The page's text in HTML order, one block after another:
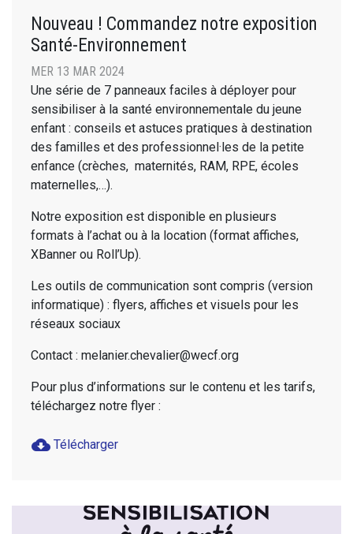
Nouveau ! Commandez notre exposition
Santé-Environnement
MER 13 MAR 2024
Une série de 7 panneaux faciles à déployer pour
sensibiliser à la santé environnementale du jeune
enfant : conseils et astuces pratiques à destination
des familles et des professionnel·les de la petite
enfance (crèches, maternités, RAM, RPE, écoles
maternelles,…).
Notre exposition est disponible en plusieurs
formats à l’achat ou à la location (format affiches,
XBanner ou Roll’Up).
Les outils de communication sont compris (version
informatique) : flyers, affiches et visuels pour les
réseaux sociaux
Contact : melanier.chevalier@wecf.org
Pour plus d’informations sur le contenu et les tarifs,
téléchargez notre flyer :
cloud_download Télécharger